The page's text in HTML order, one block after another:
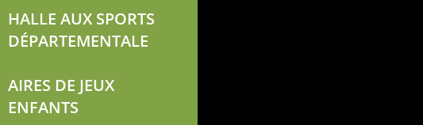
HALLE AUX SPORTS
DÉPARTEMENTALE
AIRES DE JEUX
ENFANTS